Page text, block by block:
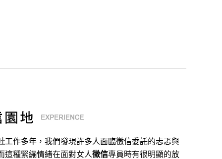
工作多年，我們發現許多人面臨徵信委託的忐忑與
這種緊繃情緒在面對女人徵信專員時有很明顯的放